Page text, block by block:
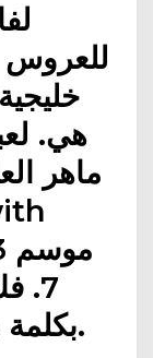
هي.
ماهر
7.
بكلمة سرية خلال دقيقتين فقط.